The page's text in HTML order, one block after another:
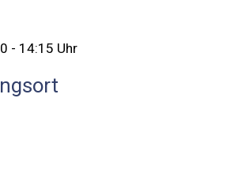
- 14:15 Uhr